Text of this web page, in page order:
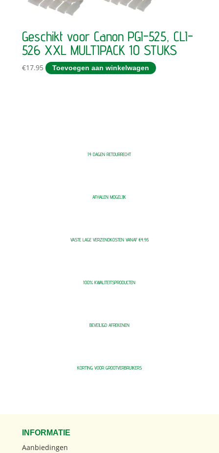
Geschikt voor Canon PGI-525, CLI-
526 XXL MULTIPACK 10 STUKS
€17.95 Toevoegen aan winkelwagen
14 DAGEN RETOURRECHT
AFHALEN MOGELIJK
VASTE LAGE VERZENDKOSTEN VANAF €4,95
100% KWALITEITSPRODUCTEN
BEVEILIGD AFREKENEN
KORTING VOOR GROOTVERBRUIKERS
INFORMATIE
Aanbiedingen